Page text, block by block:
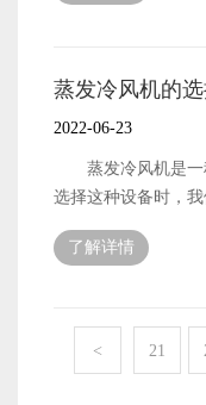
的防腐性能。因此
可以保持磁场的一
机无噪音的原因，
前用户的使用需
为什么蒸发冷风机
际使用需要控制流
代，人们购买设备
道购买的蒸发冷风
如果你有批量需求
求，而且通常会在
的特点是什么 现
常规的通风和排气
证良好的生产空间
机设备，这可以帮
贵。毕竟，这与他
自己的选择是否
下，它比工业蒸发
发冷风机的原理
加车间内的压力，
降温的目的。节能
装和使用开放式和
冷风机的制造门槛
较低，销售市场上
蒸发冷风机的
2022-06-23
蒸发冷风机是一
选择这种设备时，
的地方，需要蒸发
求很高，一些工厂
不仅会影响工人的
状态。 蒸发冷
我们应该首先看到
了解详情
< 21